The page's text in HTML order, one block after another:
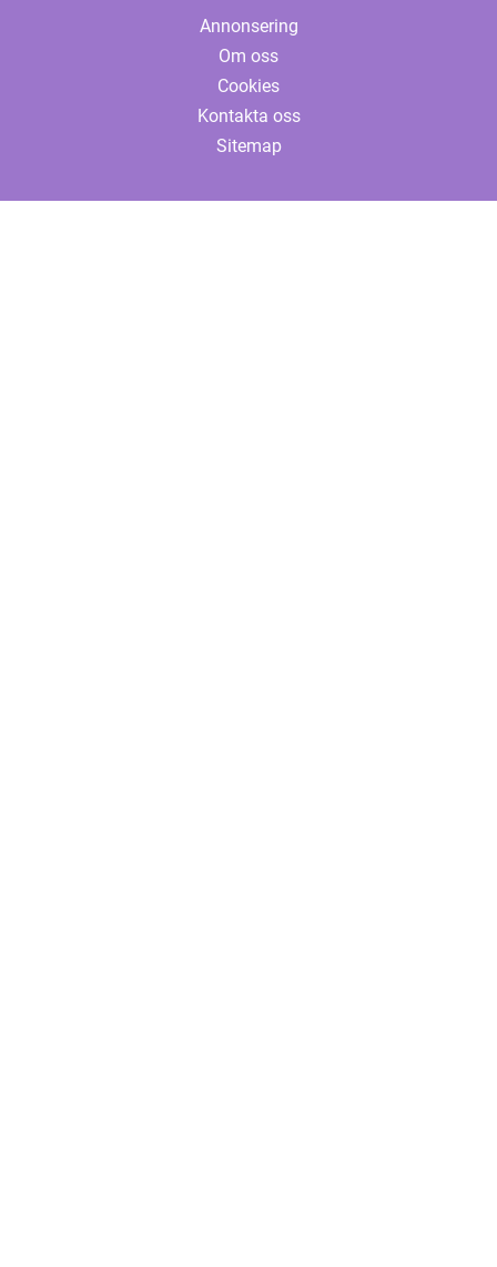
Annonsering
Om oss
Cookies
Kontakta oss
Sitemap